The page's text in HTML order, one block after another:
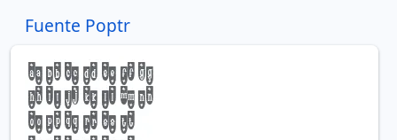
Fuente Poptr